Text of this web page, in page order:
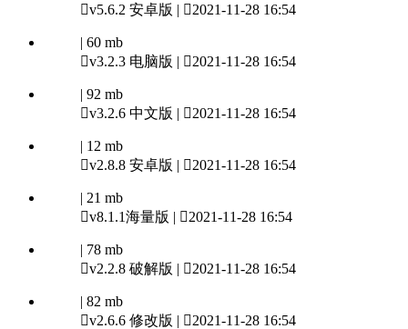
v5.6.2 安卓版 | 2021-11-28 16:54
| 60 mb
v3.2.3 电脑版 | 2021-11-28 16:54
| 92 mb
v3.2.6 中文版 | 2021-11-28 16:54
| 12 mb
v2.8.8 安卓版 | 2021-11-28 16:54
| 21 mb
v8.1.1海量版 | 2021-11-28 16:54
| 78 mb
v2.2.8 破解版 | 2021-11-28 16:54
| 82 mb
v2.6.6 修改版 | 2021-11-28 16:54